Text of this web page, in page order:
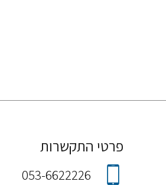
פרטי התקשרות
053-6622226